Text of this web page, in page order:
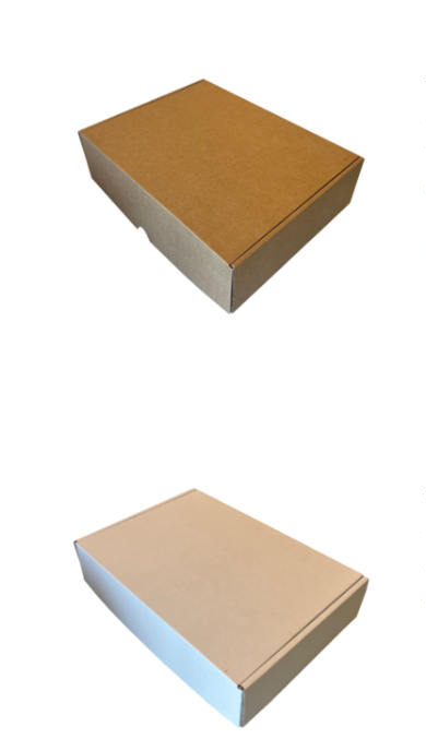
AJOUTER AU PANIER
AJOUTER AU PANIER